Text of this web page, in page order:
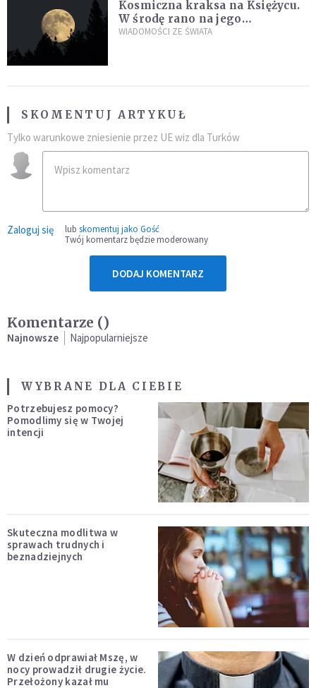
Kosmiczna kraksa na Księżycu.
W środę rano na jego
powierzchni dojdzie do
WIADOMOŚCI ZE ŚWIATA
SKOMENTUJ ARTYKUŁ
Tylko warunkowe zniesienie przez UE wiz dla Turków
Zaloguj się lub skomentuj jako Gość
Twój komentarz będzie moderowany
DODAJ KOMENTARZ
Komentarze ()
Najnowsze Najpopularniejsze
WYBRANE DLA CIEBIE
Potrzebujesz pomocy?
Pomodlimy się w Twojej
intencji
Skuteczna modlitwa w
sprawach trudnych i
beznadziejnych
W dzień odprawiał Mszę, w
nocy prowadził drugie życie.
Przełożony kazał mu